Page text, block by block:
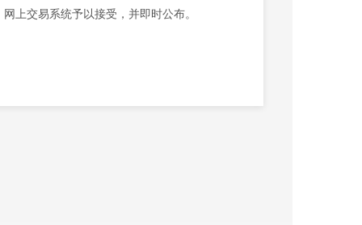
上交易系统予以接受，并即时公布。